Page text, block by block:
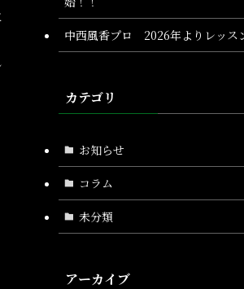
中西風香プロ 2026年よりレッス
カテゴリ
お知らせ
コラム
未分類
アーカイブ